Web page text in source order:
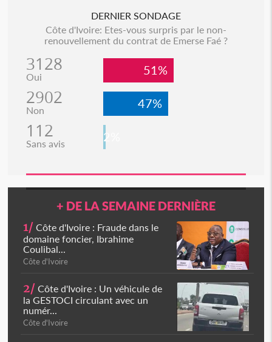
DERNIER SONDAGE
Côte d'Ivoire: Etes-vous surpris par le non-
renouvellement du contrat de Emerse Faé ?
3128
Oui 51%
2902
Non 47%
112
Sans avis 2%
+ DE LA SEMAINE DERNIÈRE
1/ Côte d'Ivoire : Fraude dans le
domaine foncier, Ibrahime
Coulibal...
Côte d'Ivoire
2/ Côte d'Ivoire : Un véhicule de
la GESTOCI circulant avec un
numér...
Côte d'Ivoire